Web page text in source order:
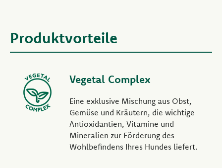
Produktvorteile
Vegetal Complex
Eine exklusive Mischung aus Obst,
Gemüse und Kräutern, die wichtige
Antioxidantien, Vitamine und
Mineralien zur Förderung des
Wohlbefindens Ihres Hundes liefert.